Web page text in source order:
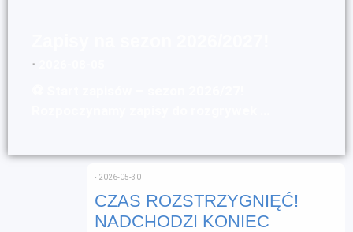
⋅
CZAS ROZSTRZYGNIĘĆ!
NADCHODZI KONIEC
⋅ 2026-05-30